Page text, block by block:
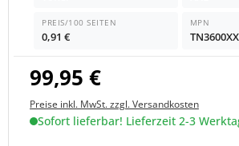
PREIS/100 SEITEN
0,91 €
MPN
99,95 €
Preise inkl. MwSt. zzgl. Versandkosten
Sofort lieferbar! Lieferzeit 2-3